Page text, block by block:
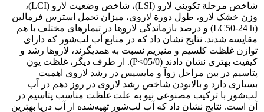
شاخص مرحلة تکوینی لارو (LSI)، شاخص وضعیت لارو (LCI)،
وزن خشک لارو، طول دورة لاروی، میزان تحمل استرس فرمالین
(LC50-24 h) و درصد بازماندگی لاروها در تیمارهای مختلف با هم
مقایسه شدند. نتایج نشان داد که در منابع آب لب‌شور که دارای
توازن غلظت کلسیم و منیزیم نسبت به همدیگرند، لاروها رشد و
کیفیت بهتری نشان دادند (05/0˂P). از طرف دیگر، غلظت یون
پتاسیم در بین مراحل زوآ و مایسیس در رشد لاروی اهمیت
بسیاری دارد و بالابودن شاخص رشد لاروی در روز دهم در آب
لب‌شور با ترکیب مصنوعی نیو به علت غلظت مناسب پتاسیم در
آن است. نتایج نشان داد که آب لب‌شور تهیه‌شده از آب دریا بهترین